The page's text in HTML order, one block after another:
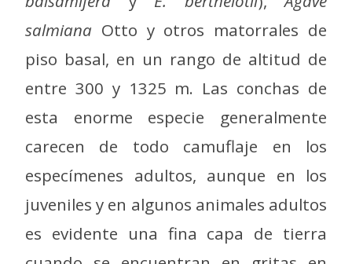
salmiana Otto y otros matorrales de
piso basal, en un rango de altitud de
entre 300 y 1325 m. Las conchas de
esta enorme especie generalmente
carecen de todo camuflaje en los
especímenes adultos, aunque en los
juveniles y en algunos animales adultos
es evidente una fina capa de tierra